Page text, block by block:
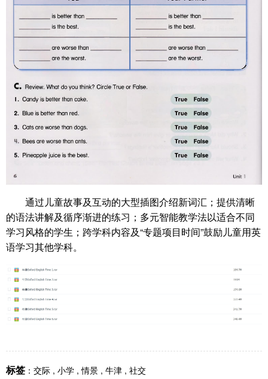
通过儿童故事及互动的大型插图介绍新词汇；提供清晰
的语法讲解及循序渐进的练习；多元智能教学法以适合不同
学习风格的学生；跨学科内容及“专题项目时间”鼓励儿童用英
语学习其他学科。
标签 ： 交际 , 小学 ,情景 , 牛津 , 社交